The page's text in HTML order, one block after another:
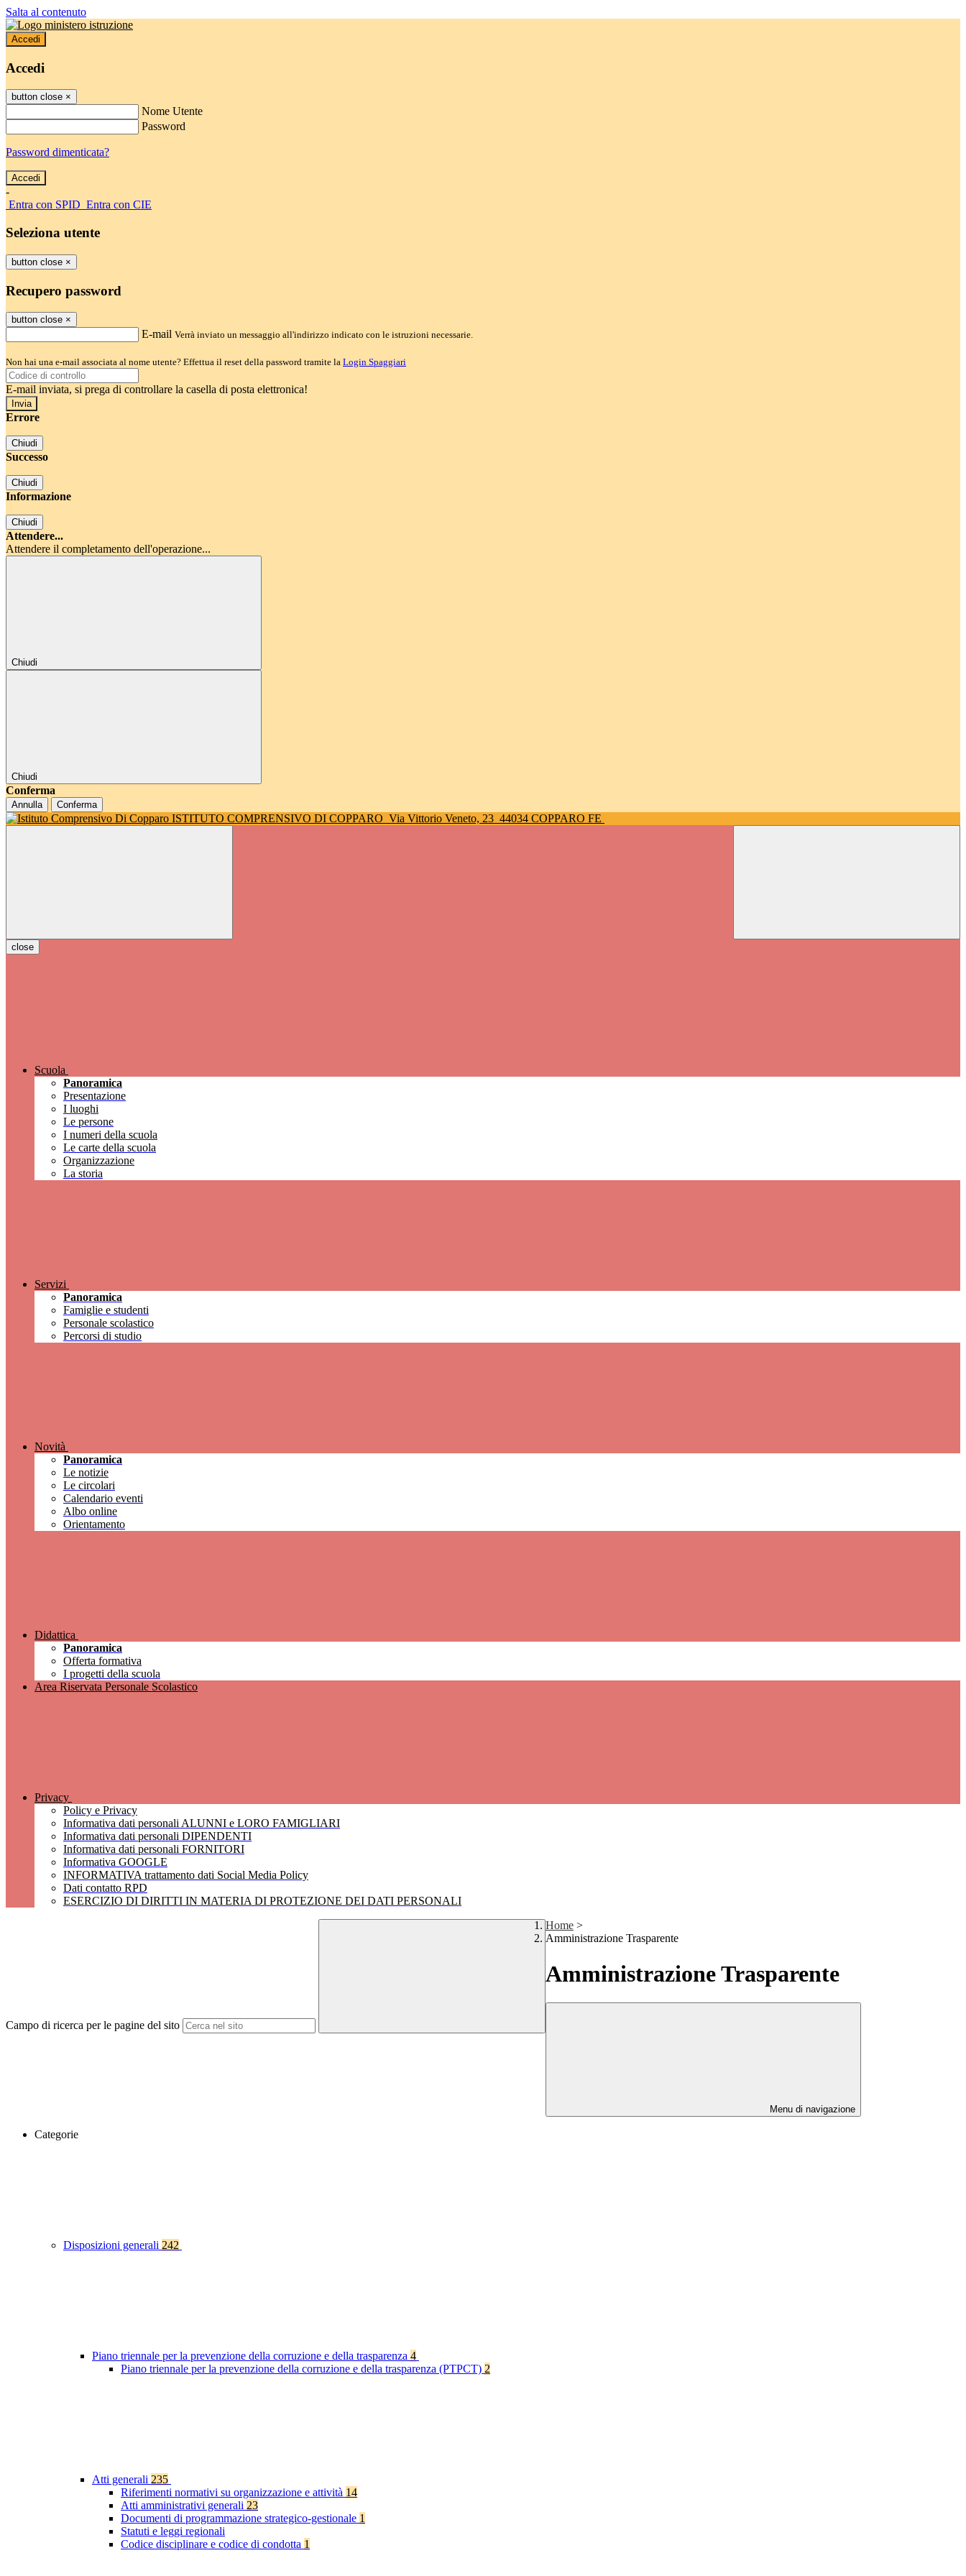
Salta al contenuto
Accedi
Accedi
button close ×
Nome Utente
Password
Password dimenticata?
-
Entra con SPID Entra con CIE
Seleziona utente
button close ×
Recupero password
button close ×
E-mail Verrà inviato un messaggio all'indirizzo indicato con le istruzioni necessarie.
Non hai una e-mail associata al nome utente? Effettua il reset della password tramite la Login Spaggiari
E-mail inviata, si prega di controllare la casella di posta elettronica!
Errore
Chiudi
Successo
Chiudi
Informazione
Chiudi
Attendere...
Attendere il completamento dell'operazione...
Chiudi
Chiudi
Conferma
Annulla Conferma
ISTITUTO COMPRENSIVO DI COPPARO Via Vittorio Veneto, 23 44034 COPPARO FE
close
Scuola
Panoramica
Presentazione
I luoghi
Le persone
I numeri della scuola
Le carte della scuola
Organizzazione
La storia
Servizi
Panoramica
Famiglie e studenti
Personale scolastico
Percorsi di studio
Novità
Panoramica
Le notizie
Le circolari
Calendario eventi
Albo online
Orientamento
Didattica
Panoramica
Offerta formativa
I progetti della scuola
Area Riservata Personale Scolastico
Privacy
Policy e Privacy
Informativa dati personali ALUNNI e LORO FAMIGLIARI
Informativa dati personali DIPENDENTI
Informativa dati personali FORNITORI
Informativa GOOGLE
INFORMATIVA trattamento dati Social Media Policy
Dati contatto RPD
ESERCIZIO DI DIRITTI IN MATERIA DI PROTEZIONE DEI DATI PERSONALI
Campo di ricerca per le pagine del sito
Home >
Amministrazione Trasparente
Amministrazione Trasparente
Menu di navigazione
Categorie
Disposizioni generali 242
Piano triennale per la prevenzione della corruzione e della trasparenza 4
Piano triennale per la prevenzione della corruzione e della trasparenza (PTPCT) 2
Atti generali 235
Riferimenti normativi su organizzazione e attività 14
Atti amministrativi generali 23
Documenti di programmazione strategico-gestionale 1
Statuti e leggi regionali
Codice disciplinare e codice di condotta 1